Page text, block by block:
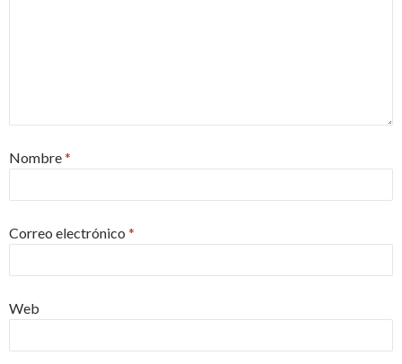
Nombre*
Correo electrónico *
Web